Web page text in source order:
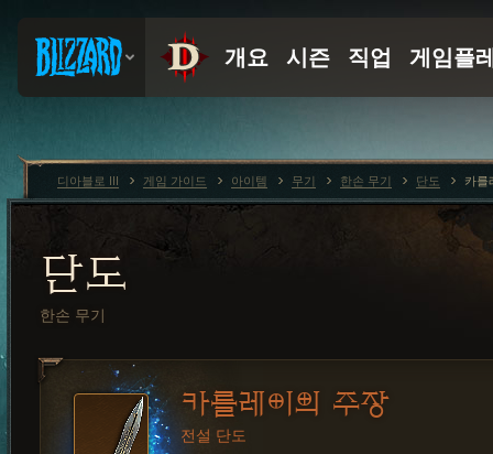
단도
한손 무기
카를레이의 주장
전설 단도
디아블로 III 게임 가이드 아이템 무기 한손 무기 단도 카를